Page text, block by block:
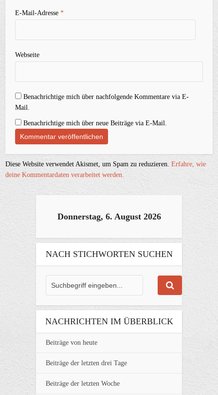
E-Mail-Adresse*
Webseite
Benachrichtige mich über nachfolgende Kommentare via E-
Mail.
Benachrichtige mich über neue Beiträge via E-Mail.
Diese Website verwendet Akismet, um Spam zu reduzieren.Erfahre, wie
deine Kommentardaten verarbeitet werden.
Donnerstag, 6. August 2026
NACH STICHWORTEN SUCHEN
NACHRICHTEN IM ÜBERBLICK
Beiträge von heute
Beiträge der letzten drei Tage
Beiträge der letzten Woche